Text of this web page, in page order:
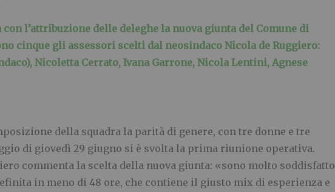
con l’attribuzione delle deleghe la nuova giunta del Comune di
cinque gli assessori scelti dal neosindaco Nicola de Ruggiero:
Nicoletta Cerrato, Ivana Garrone, Nicola Lentini, Agnese
della squadra la parità di genere, con tre donne e tre
di giovedì 29 giugno si è svolta la prima riunione operativa.
commenta la scelta della nuova giunta: «sono molto soddisfatto
in meno di 48 ore, che contiene il giusto mix di esperienza e